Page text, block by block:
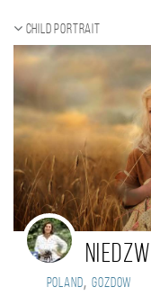
Child portrait
Poland, Gozdow